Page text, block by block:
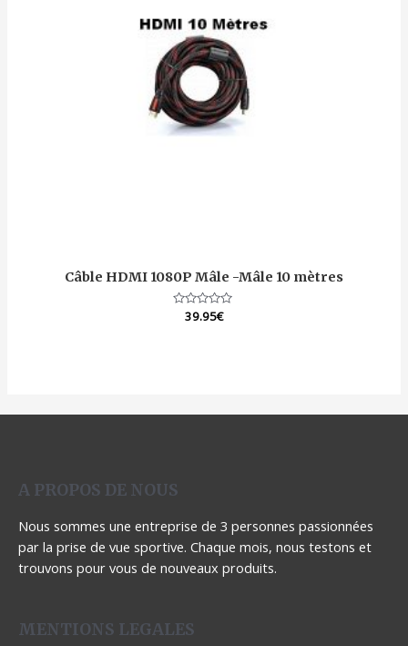
Câble HDMI 1080P Mâle -Mâle 10 mètres
Note
39.95€
A PROPOS DE NOUS
Nous sommes une entreprise de 3 personnes passionnées
par la prise de vue sportive. Chaque mois, nous testons et
trouvons pour vous de nouveaux produits.
MENTIONS LEGALES